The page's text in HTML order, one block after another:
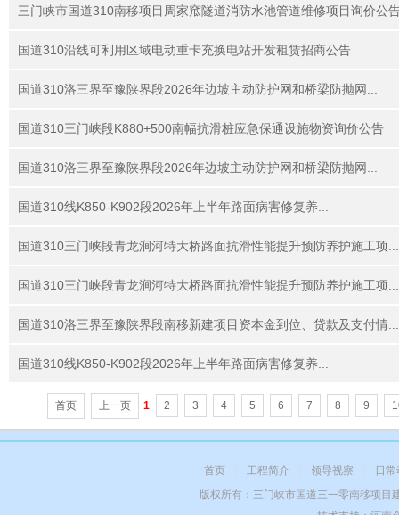
三门峡市国道310南移项目周家窊隧道消防水池管道维修项目询价公
国道310沿线可利用区域电动重卡充换电站开发租赁招商公告
国道310洛三界至豫陕界段2026年边坡主动防护网和桥梁防抛网...
国道310三门峡段K880+500南幅抗滑桩应急保通设施物资询价公告
国道310洛三界至豫陕界段2026年边坡主动防护网和桥梁防抛网...
国道310线K850-K902段2026年上半年路面病害修复养...
国道310三门峡段青龙涧河特大桥路面抗滑性能提升预防养护施工项...
国道310三门峡段青龙涧河特大桥路面抗滑性能提升预防养护施工项...
国道310洛三界至豫陕界段南移新建项目资本金到位、贷款及支付情...
国道310线K850-K902段2026年上半年路面病害修复养...
首页 上一页 1 2 3 4 5 6 7 8 9
首页 工程简介 领导视察
日
版权所有：三门峡市国道三一零南移项